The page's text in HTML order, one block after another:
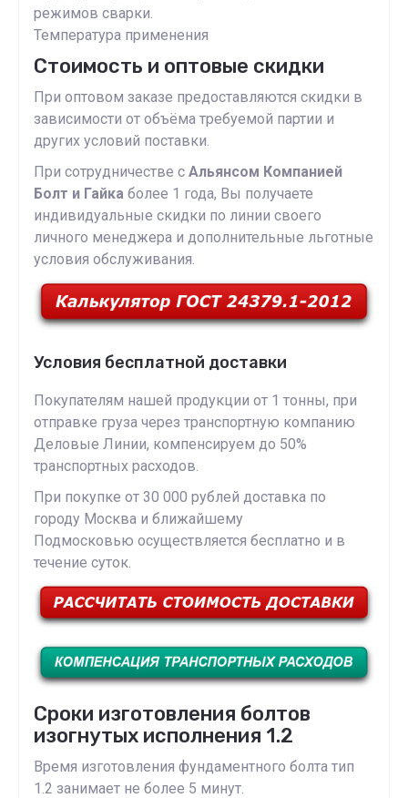
режимов сварки.
Температура применения
Стоимость и оптовые скидки
При оптовом заказе предоставляются скидки в
зависимости от объёма требуемой партии и
других условий поставки.
При сотрудничестве с Альянсом Компанией
Болт и Гайка более 1 года, Вы получаете
индивидуальные скидки по линии своего
личного менеджера и дополнительные льготные
условия обслуживания.
Условия бесплатной доставки
Покупателям нашей продукции от 1 тонны, при
отправке груза через транспортную компанию
Деловые Линии, компенсируем до 50%
транспортных расходов.
При покупке от 30 000 рублей доставка по
городу Москва и ближайшему
Подмосковью осуществляется бесплатно и в
течение суток.
Сроки изготовления болтов
изогнутых исполнения 1.2
Время изготовления фундаментного болта тип
1.2 занимает не более 5 минут.